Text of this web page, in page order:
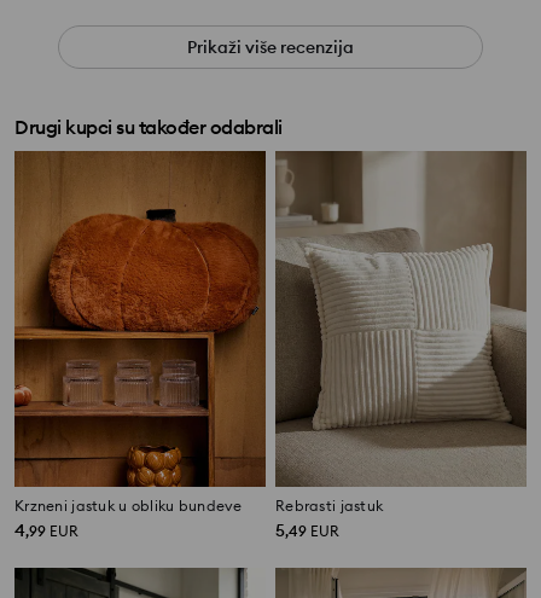
Prikaži više recenzija
Drugi kupci su također odabrali
Krzneni jastuk u obliku bundeve
4,99 EUR
Rebrasti jastuk
5,49 EUR